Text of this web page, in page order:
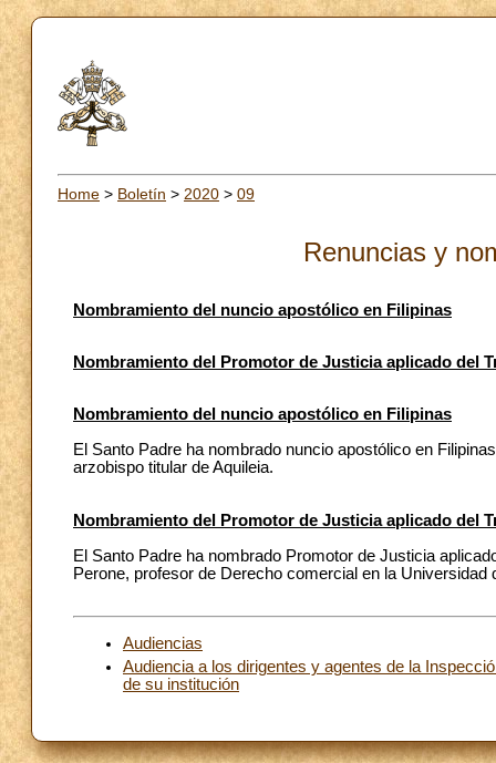
Home > Boletín > 2020 > 09
Renuncias y
Nombramiento del nuncio apostólico en Filipinas
Nombramiento del Promotor de Justicia aplicado del
Nombramiento del nuncio apostólico en Filipinas
El Santo Padre ha nombrado nuncio apostólico en
arzobispo titular de Aquileia.
Nombramiento del Promotor de Justicia aplicado del
El Santo Padre ha nombrado Promotor de Justicia
Perone, profesor de Derecho comercial en la Universidad
Audiencias
Audiencia a los dirigentes y agentes de la
de su institución